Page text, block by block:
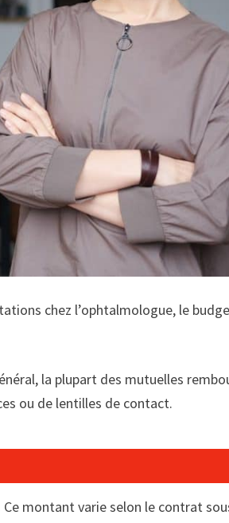
chez l’ophtalmologue, le
la plupart des mutuelles
ou de lentilles de contact.
Ce montant varie selon le contrat